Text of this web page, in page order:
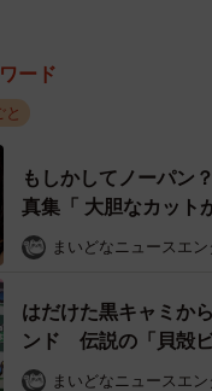
わせて全体の7割以
ード
と
もしかしてノーパ
真集「 大胆なカッ
まいどなニュースエン
はだけた黒キャミか
ンド 伝説の「貝殻
まいどなニュースエン